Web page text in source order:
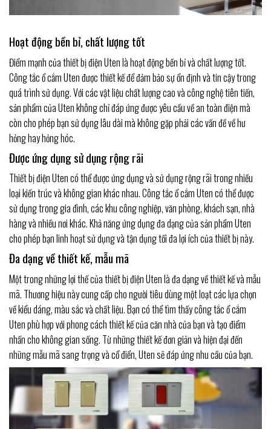
Hoạt động bền bỉ, chất lượng tốt
Điểm mạnh của thiết bị điện Uten là hoạt động bền bỉ và chất lượng tốt.
Công tắc ổ cắm Uten được thiết kế để đảm bảo sự ổn định và tin cậy trong
quá trình sử dụng. Với các vật liệu chất lượng cao và công nghệ tiên tiến,
sản phẩm của Uten không chỉ đáp ứng được yêu cầu về an toàn điện mà
còn cho phép bạn sử dụng lâu dài mà không gặp phải các vấn đề về hư
hỏng hay hỏng hóc.
Được ứng dụng sử dụng rộng rãi
Thiết bị điện Uten có thể được ứng dụng và sử dụng rộng rãi trong nhiều
loại kiến trúc và không gian khác nhau. Công tắc ổ cắm Uten có thể được
sử dụng trong gia đình, các khu công nghiệp, văn phòng, khách sạn, nhà
hàng và nhiều nơi khác. Khả năng ứng dụng đa dạng của sản phẩm Uten
cho phép bạn linh hoạt sử dụng và tận dụng tối đa lợi ích của thiết bị này.
Đa dạng về thiết kế, mẫu mã
Một trong những lợi thế của thiết bị điện Uten là đa dạng về thiết kế và mẫu
mã. Thương hiệu này cung cấp cho người tiêu dùng một loạt các lựa chọn
về kiểu dáng, màu sắc và chất liệu. Bạn có thể tìm thấy công tắc ổ cắm
Uten phù hợp với phong cách thiết kế của căn nhà của bạn và tạo điểm
nhấn cho không gian sống. Từ những thiết kế đơn giản và hiện đại đến
những mẫu mã sang trọng và cổ điển, Uten sẽ đáp ứng nhu cầu của bạn.